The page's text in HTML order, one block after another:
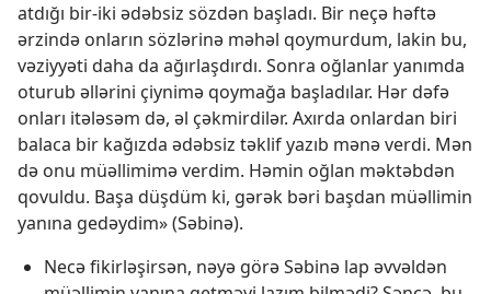
atdığı bir-iki ədəbsiz sözdən başladı. Bir neçə həftə
ərzində onların sözlərinə məhəl qoymurdum, lakin bu,
vəziyyəti daha da ağırlaşdırdı. Sonra oğlanlar yanımda
oturub əllərini çiynimə qoymağa başladılar. Hər dəfə
onları itələsəm də, əl çəkmirdilər. Axırda onlardan biri
balaca bir kağızda ədəbsiz təklif yazıb mənə verdi. Mən
də onu müəllimimə verdim. Həmin oğlan məktəbdən
qovuldu. Başa düşdüm ki, gərək bəri başdan müəllimin
yanına gedəydim» (Səbinə).
Necə fikirləşirsən, nəyə görə Səbinə lap əvvəldən